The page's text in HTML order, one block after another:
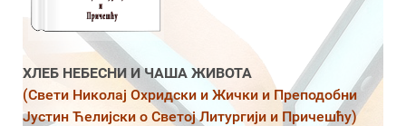
ХЛЕБ НЕБЕСНИ И ЧАША ЖИВОТА
(Свети Николај Охридски и Жички и Преподобни
Јустин Ћелијски о Светој Литургији и Причешћу)